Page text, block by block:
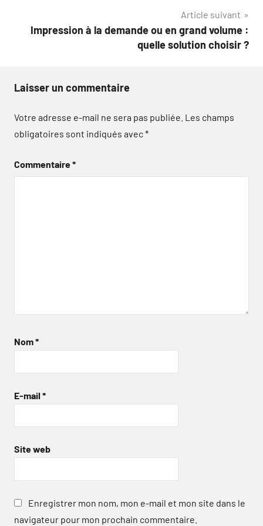
Article suivant
Impression à la demande ou en grand volume :
quelle solution choisir ?
Laisser un commentaire
Votre adresse e-mail ne sera pas publiée. Les champs
obligatoires sont indiqués avec*
Commentaire*
Nom*
E-mail *
Site web
Enregistrer mon nom, mon e-mail et mon site dans le
navigateur pour mon prochain commentaire.